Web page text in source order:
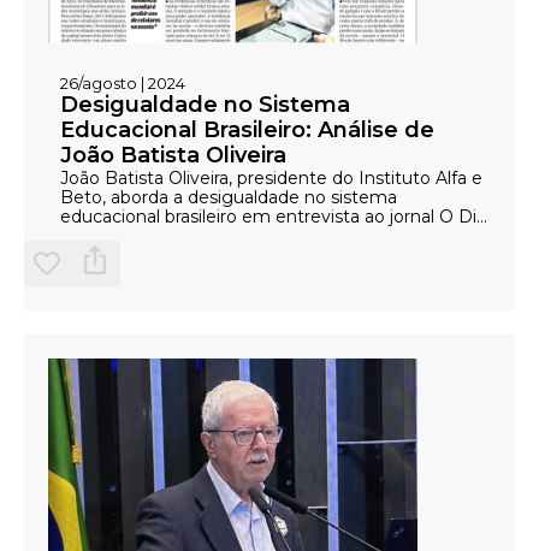
26/agosto | 2024
Desigualdade no Sistema
Educacional Brasileiro: Análise de
João Batista Oliveira
João Batista Oliveira, presidente do Instituto Alfa e
Beto, aborda a desigualdade no sistema
educacional brasileiro em entrevista ao jornal O Dia.
privada e destaca os desafios específicos
enfrentados no estado do Rio de Janeiro.